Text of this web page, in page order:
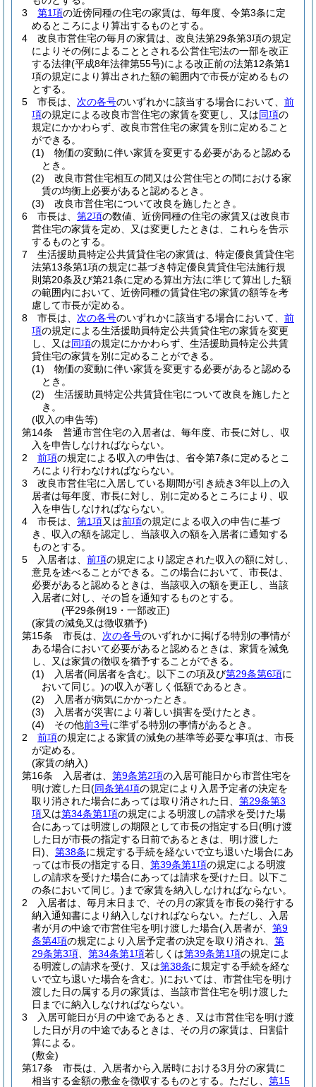
3
第1項の近傍同種の住宅の家賃は、毎年度、令第3条に定
めるところにより算出するものとする。
4
改良市営住宅の毎月の家賃は、改良法第29条第3項の規定
によりその例によることとされる公営住宅法の一部を改正
する法律(平成8年法律第55号)による改正前の法第12条第1
項の規定により算出された額の範囲内で市長が定めるもの
とする。
5
市長は、 次の各号のいずれかに該当する場合において、 前
項の規定による改良市営住宅の家賃を変更し、又は同項の
規定にかかわらず、改良市営住宅の家賃を別に定めること
ができる。
(1)
物価の変動に伴い家賃を変更する必要があると認める
とき。
(2)
改良市営住宅相互の間又は公営住宅との間における家
賃の均衡上必要があると認めるとき。
(3)
改良市営住宅について改良を施したとき。
6
市長は、 第2項の数値、近傍同種の住宅の家賃又は改良市
営住宅の家賃を定め、又は変更したときは、これらを告示
するものとする。
7
生活援助員特定公共賃貸住宅の家賃は、特定優良賃貸住宅
法第13条第1項の規定に基づき特定優良賃貸住宅法施行規
則第20条及び第21条に定める算出方法に準じて算出した額
の範囲内において、近傍同種の賃貸住宅の家賃の額等を考
慮して市長が定める。
8
市長は、 次の各号のいずれかに該当する場合において、 前
項の規定による生活援助員特定公共賃貸住宅の家賃を変更
し、又は同項の規定にかかわらず、生活援助員特定公共賃
貸住宅の家賃を別に定めることができる。
(1)
物価の変動に伴い家賃を変更する必要があると認める
とき。
(2)
生活援助員特定公共賃貸住宅について改良を施したと
き。
(収入の申告等)
第14条
普通市営住宅の入居者は、毎年度、市長に対し、収
入を申告しなければならない。
2
前項の規定による収入の申告は、省令第7条に定めるとこ
ろにより行わなければならない。
3
改良市営住宅に入居している期間が引き続き3年以上の入
居者は毎年度、市長に対し、別に定めるところにより、収
入を申告しなければならない。
4
市長は、 第1項又は前項の規定による収入の申告に基づ
き、収入の額を認定し、当該収入の額を入居者に通知する
ものとする。
5
入居者は、 前項の規定により認定された収入の額に対し、
意見を述べることができる。
この場合において、市長は、
必要があると認めるときは、当該収入の額を更正し、当該
入居者に対し、その旨を通知するものとする。
(平29条例19・一部改正)
(家賃の減免又は徴収猶予)
第15条
市長は、 次の各号のいずれかに掲げる特別の事情が
ある場合において必要があると認めるときは、家賃を減免
し、又は家賃の徴収を猶予することができる。
(1)
入居者(同居者を含む。以下この項及び第29条第6項に
おいて同じ。)の収入が著しく低額であるとき。
(2)
入居者が病気にかかったとき。
(3)
入居者が災害により著しい損害を受けたとき。
(4)
その他前3号に準ずる特別の事情があるとき。
2
前項の規定による家賃の減免の基準等必要な事項は、市長
が定める。
(家賃の納入)
第16条
入居者は、 第9条第2項の入居可能日から市営住宅を
明け渡した日(同条第4項の規定により入居予定者の決定を
取り消された場合にあっては取り消された日、 第29条第3
項又は第34条第1項の規定による明渡しの請求を受けた場
合にあっては明渡しの期限として市長の指定する日(明け渡
した日が市長の指定する日前であるときは、明け渡した
日)
第38条に規定する手続を経ないで立ち退いた場合にあ
っては市長の指定する日、 第39条第1項の規定による明渡
しの請求を受けた場合にあっては請求を受けた日。以下こ
の条において同じ。) まで家賃を納入しなければならない。
2
入居者は、毎月末日まで、その月の家賃を市長の発行する
納入通知書により納入しなければならない。 ただし、入居
者が月の中途で市営住宅を明け渡した場合(入居者が、 第9
条第4項の規定により入居予定者の決定を取り消され、 第
29条第3項
第34条第1項若しくは第39条第1項の規定によ
る明渡しの請求を受け、又は第38条に規定する手続を経な
いで立ち退いた場合を含む。)においては、市営住宅を明け
渡した日の属する月の家賃は、当該市営住宅を明け渡した
日までに納入しなければならない。
3
入居可能日が月の中途であるとき、又は市営住宅を明け渡
した日が月の中途であるときは、その月の家賃は、日割計
算による。
(敷金)
第17条
市長は、入居者から入居時における3月分の家賃に
相当する金額の敷金を徴収するものとする。 ただし、 第15